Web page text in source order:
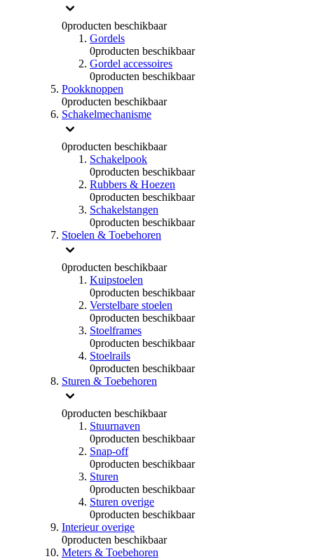
0producten beschikbaar
Gordels
0producten beschikbaar
Gordel accessoires
0producten beschikbaar
Pookknoppen
0producten beschikbaar
Schakelmechanisme
0producten beschikbaar
Schakelpook
0producten beschikbaar
Rubbers & Hoezen
0producten beschikbaar
Schakelstangen
0producten beschikbaar
Stoelen & Toebehoren
0producten beschikbaar
Kuipstoelen
0producten beschikbaar
Verstelbare stoelen
0producten beschikbaar
Stoelframes
0producten beschikbaar
Stoelrails
0producten beschikbaar
Sturen & Toebehoren
0producten beschikbaar
Stuurnaven
0producten beschikbaar
Snap-off
0producten beschikbaar
Sturen
0producten beschikbaar
Sturen overige
0producten beschikbaar
Interieur overige
0producten beschikbaar
Meters & Toebehoren